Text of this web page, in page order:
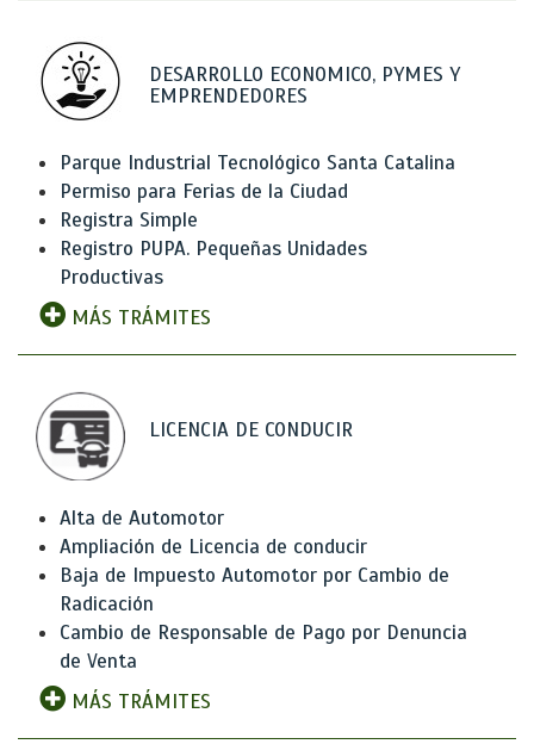
DESARROLLO ECONOMICO, PYMES Y
EMPRENDEDORES
Parque Industrial Tecnológico Santa Catalina
Permiso para Ferias de la Ciudad
Registra Simple
Registro PUPA. Pequeñas Unidades
Productivas
MÁS TRÁMITES
LICENCIA DE CONDUCIR
Alta de Automotor
Ampliación de Licencia de conducir
Baja de Impuesto Automotor por Cambio de
Radicación
Cambio de Responsable de Pago por Denuncia
de Venta
MÁS TRÁMITES